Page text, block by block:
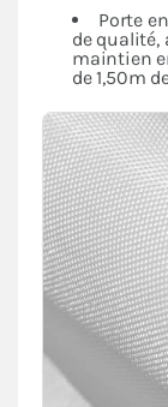
Porte
de qualité,
maintien
de 1,50m